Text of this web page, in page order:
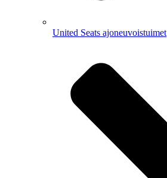
United Seats ajoneuvoistuimet